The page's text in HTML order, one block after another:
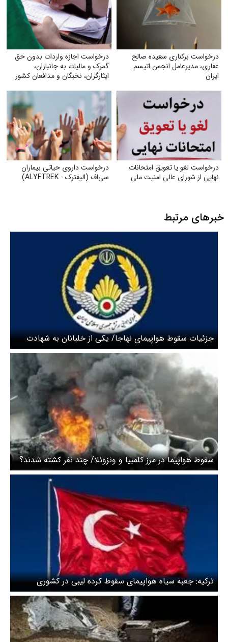
درخواست برکناری سعیده صالح
غفاری، مدیرعامل انجمن اتیسم
ایران
درخواست اجازه واردات بدون حق
گمرک و مالیات به جانبازان،
ایثارگران، نخبگان و مدافعان کشور
درخواست لغو یا تعویق امتحانات
نهایی از شورای عالی امنیت ملی
درخواست داروی حیاتی بیماران
سی‌اف (الیفترک - ALYFTREK)
خبرهای مرتبط
جزئیات سقوط هواپیمای نهاجا/ یکی از خلبانان به شهادت
رسید
سقوط هواپیما در مرز کلمبیا و ونزوئلا/ چند نفر کشته شدند؟
ترکیه: جعبه سیاه هواپیمای سقوط کرده لیبی در کشوری
بی‌طرف بررسی می‌شود